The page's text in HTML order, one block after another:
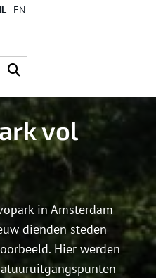
EN
vol
in Amsterdam-
dienden steden
Hier werden